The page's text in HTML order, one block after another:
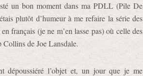
un bon moment dans ma PDLL (Pile De
plutôt d’humeur à me refaire la série des
français (je ne m’en lasse pas) où celle des
de Joe Lansdale.
dépoussiéré l’objet et, un jour que je me